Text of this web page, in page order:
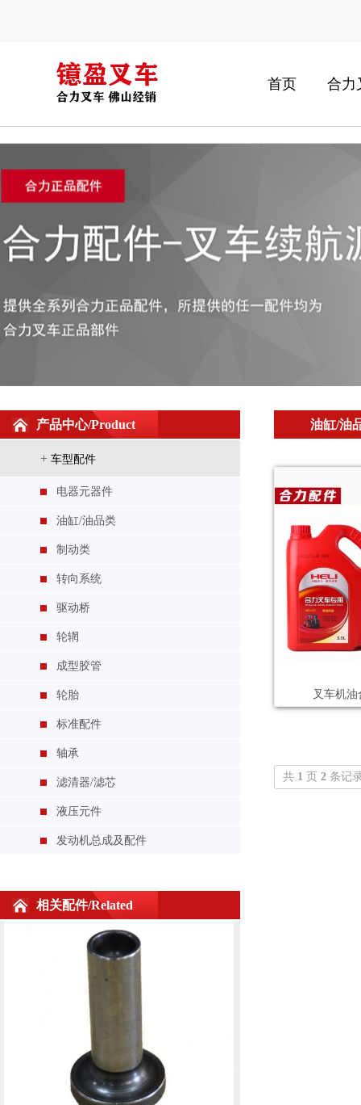
首页 合力
产品中心/Product
+ 车型配件
电器元器件
油缸/油品类
制动类
转向系统
驱动桥
轮辋
成型胶管
轮胎
标准配件
轴承
滤清器/滤芯
液压元件
发动机总成及配件
相关配件/Related
新柴490/495惰齿轮衬套
油缸/油
叉车机
共 1 页 2 条记